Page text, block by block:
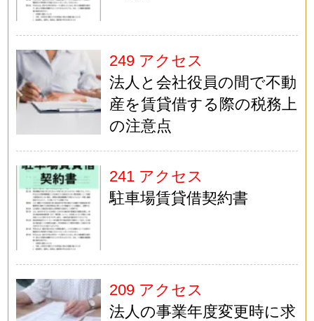
249 アクセス
法人と会社役員の間で不動
産を賃貸借する際の税務上
の注意点
241 アクセス
駐車場賃貸借契約書
209 アクセス
法人の事業年度変更時に求